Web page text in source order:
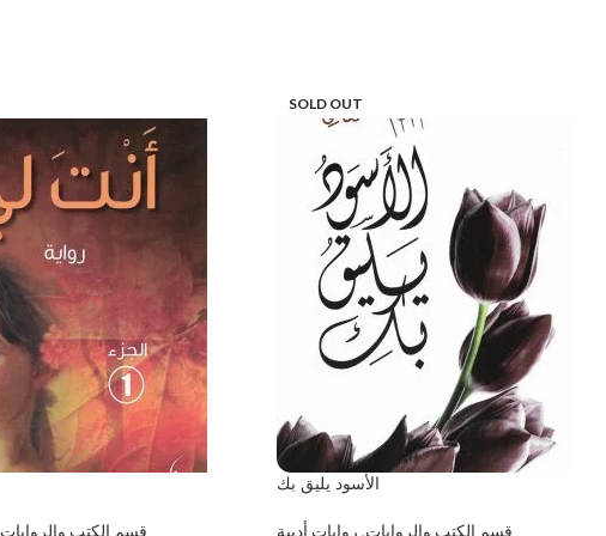
قسم الكتب والروايات
SOLD OUT
الأسود يليق بك
قسم الكتب والروايات, روايات أدبية